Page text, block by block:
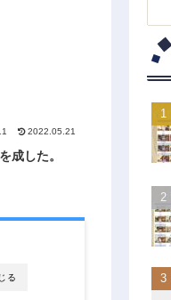
2022.05.21
成した。
る